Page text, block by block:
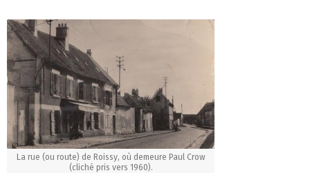
La rue (ou route) de Roissy, où demeure Paul Crow
(cliché pris vers 1960).